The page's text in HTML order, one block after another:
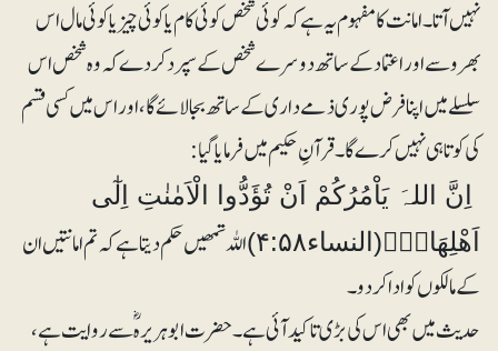
نہیں آتا۔امانت کا مفہوم یہ ہے کہ کوئی شخص کوئی کام یا کوئی چیز یا کوئی مال اس
بھروسے اور اعتماد کے ساتھ دوسرے شخص کے سپرد کردے کہ وہ شخص اس
سلسلے میں اپنا فرض پوری ذمے داری کے ساتھ بجا لائے گا، اور اس میں کسی قسم
کی کوتاہی نہیں کرے گا۔ قرآنِ حکیم میں فرمایا گیا:
اِنَّ اللہَ يَاْمُرُكُمْ اَنْ تُؤَدُّوا الْاَمٰنٰتِ اِلٰٓى
اَھْلِھَا۝۰ۙ(النساء۴:۵۸)
اللہ تمھیں حکم دیتا ہے کہ تم امانتیں ان
کے مالکوں کو ادا کر دو۔
حدیث میں بھی اس کی بڑی تاکید آئی ہے۔ حضرت ابوہریرہؓ سے روایت ہے،